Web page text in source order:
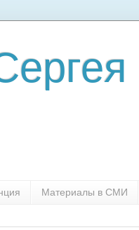
Материалы в СМИ